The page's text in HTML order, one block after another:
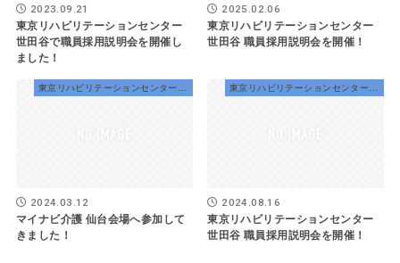
2023.09.21
東京リハビリテーションセンター
世田谷で職員採用説明会を開催し
ました！
2025.02.06
東京リハビリテーションセンター
世田谷 職員採用説明会を開催！
東京リハビリテーションセンター世田谷
2024.03.12
マイナビ介護 仙台会場へ参加して
きました！
東京リハビリテーションセンター世田谷
2024.08.16
東京リハビリテーションセンター
世田谷 職員採用説明会を開催！